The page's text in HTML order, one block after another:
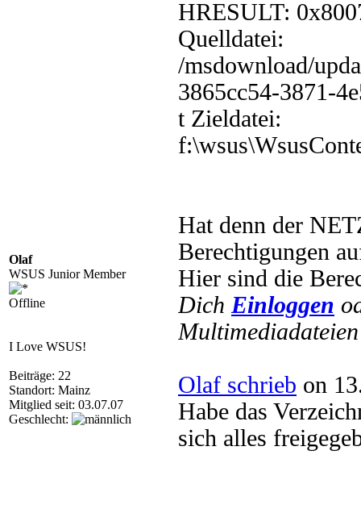
Olaf
WSUS Junior Member
Offline
I Love WSUS!
Beiträge: 22
Standort: Mainz
Mitglied seit: 03.07.07
Geschlecht:
HRESULT:
Quelldatei:
/msdownload/
3865cc54-3871-
t Zieldatei:
Hat denn der
Berechtigungen
Hier sind die
Dich Einloggen
Olaf schrieb on
Habe das
sich alles